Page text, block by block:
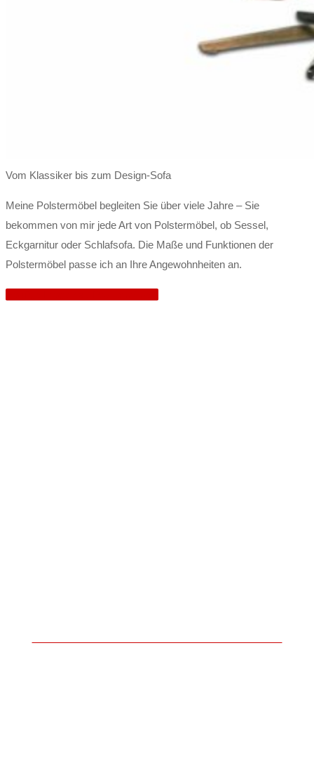
Vom Klassiker bis zum Design-Sofa
Meine Polstermöbel begleiten Sie über viele Jahre – Sie
bekommen von mir jede Art von Polstermöbel, ob Sessel,
Eckgarnitur oder Schlafsofa. Die Maße und Funktionen der
Polstermöbel passe ich an Ihre Angewohnheiten an.